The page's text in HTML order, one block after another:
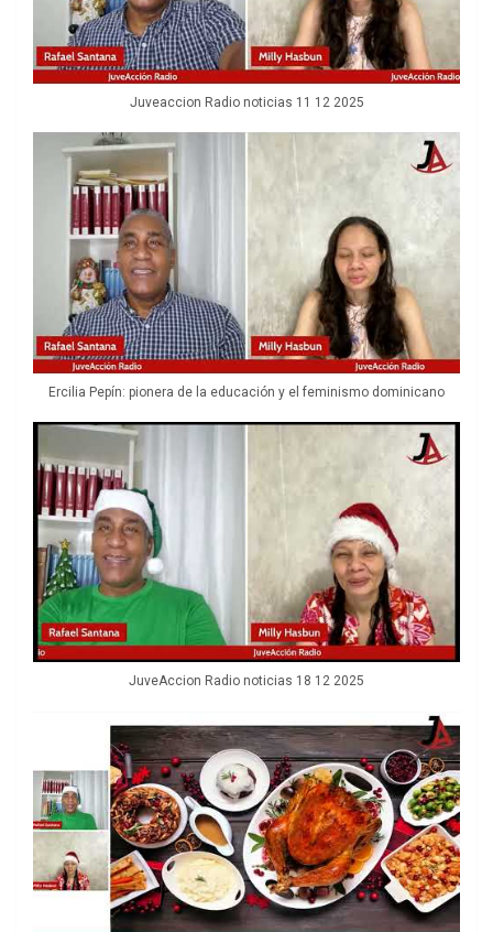
Juveaccion Radio noticias 11 12 2025
Ercilia Pepín: pionera de la educación y el feminismo dominicano
JuveAccion Radio noticias 18 12 2025